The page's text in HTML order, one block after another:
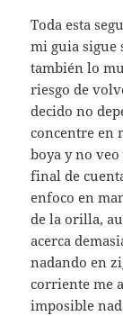
Toda esta
mi guia
también lo
riesgo de
decido no
concentre en
boya y no
final de
enfoco en
de la orilla,
acerca
nadando en
corriente me
imposible